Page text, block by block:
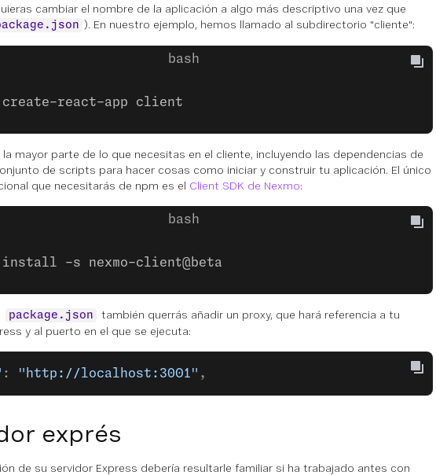
cambiar el nombre de la aplicación a algo más descriptivo una vez que
). En nuestro ejemplo, hemos llamado al subdirectorio "cliente":
create-react-app client
mayor parte de lo que necesitas en el cliente, incluyendo las dependencias de
de scripts para hacer cosas como iniciar y construir tu aplicación. El único
que necesitarás de npm es el Client SDK de Nexmo:
install -s nexmo-client@beta
package.json
también querrás añadir un proxy, que hará referencia a tu
y al puerto en el que se ejecuta:
: "http://localhost:3001" ,
exprés
de su servidor Express debería resultarle familiar si ha trabajado antes con